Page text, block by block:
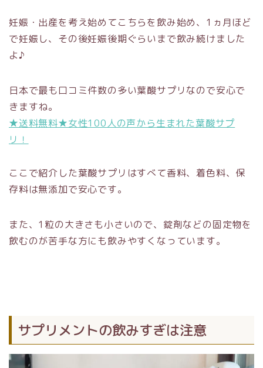
妊娠・出産を考え始めてこちらを飲み始め、1ヵ月ほど
で妊娠し、その後妊娠後期ぐらいまで飲み続けました
よ♪
日本で最も口コミ件数の多い葉酸サプリなので安心で
きますね。
★送料無料★女性100人の声から生まれた葉酸サプ
リ！
ここで紹介した葉酸サプリはすべて香料、着色料、保
存料は無添加で安心です。
また、1粒の大きさも小さいので、錠剤などの固定物を
飲むのが苦手な方にも飲みやすくなっています。
サプリメントの飲みすぎは注意